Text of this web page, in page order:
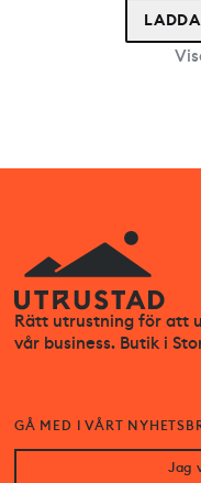
Rätt utrustning för att
vår business. Butik i
GÅ MED I VÅRT
Jag